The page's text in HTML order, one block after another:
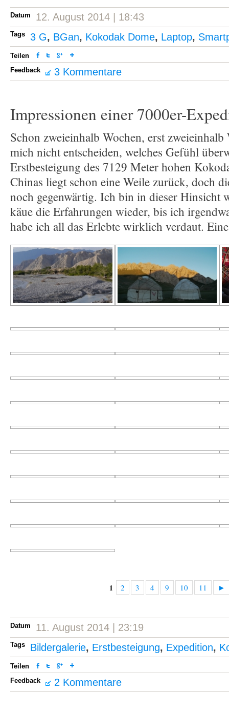
Datum 12. August 2014 | 18:43
Tags 3 G, BGan, Kokodak Dome, Laptop,
Teilen
Feedback
3 Kommentare
Impressionen einer 7000er-
Schon zweieinhalb Wochen, erst
mich nicht entscheiden, welches Gefühl
Erstbesteigung des 7129 Meter hohen
Chinas liegt schon eine Weile zurück, doch
noch gegenwärtig. Ich bin in dieser Hinsicht
käue die Erfahrungen wieder, bis ich
habe ich all das Erlebte wirklich verdaut.
1 2 3 4 9 10 11 ►
Datum 11. August 2014 | 23:19
Tags Bildergalerie, Erstbesteigung, Expedition,
Teilen
Feedback
2 Kommentare